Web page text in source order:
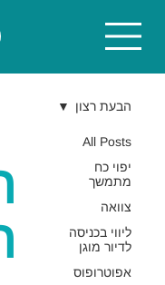
All Posts
יפוי כח
מתמשך
צוואה
ליווי בכניסה
לדיור מוגן
אפוטרופוס
הבעת רצון